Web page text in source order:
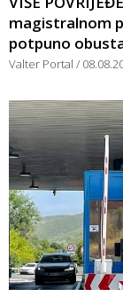
magistralnom
potpuno
Valter Portal